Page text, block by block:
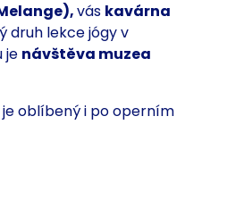
vás kavárna
druh lekce jógy v
je návštěva muzea
oblíbený i po operním